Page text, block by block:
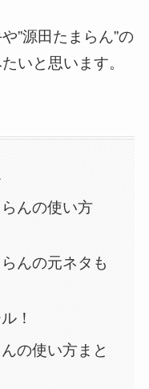
”源田たまらん”の
いと思います。
らんの使い方
んの元ネタも
！
の使い方まと